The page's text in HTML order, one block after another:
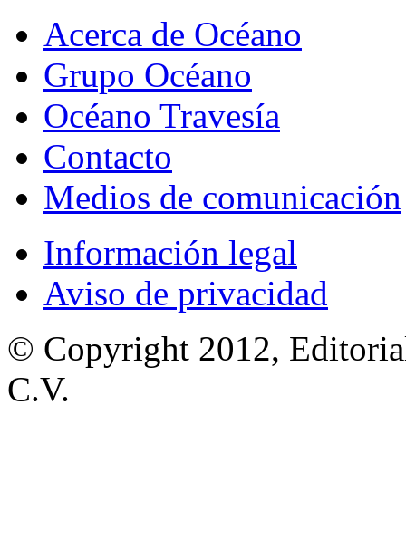
Acerca de Océano
Grupo Océano
Océano Travesía
Contacto
Medios de comunicación
Información legal
Aviso de privacidad
© Copyright 2012,
C.V.